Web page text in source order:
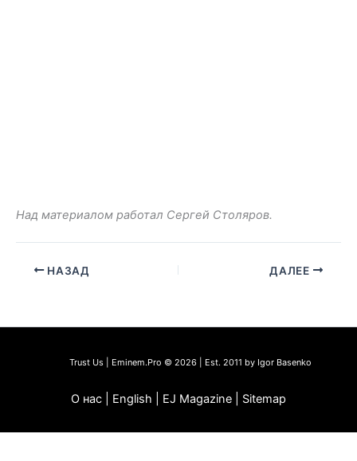
Над материалом работал Сергей Столяров.
НАЗАД ДАЛЕЕ
Trust Us | Eminem.Pro © 2026 | Est. 2011 by Igor Basenko
О нас | English | EJ Magazine | Sitemap